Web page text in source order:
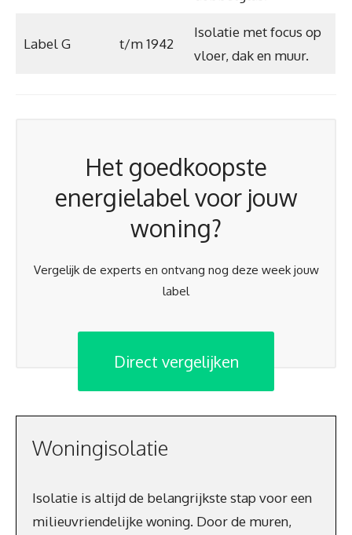
Label G t/m 1942
Isolatie met focus op
vloer, dak en muur.
Het goedkoopste
energielabel voor jouw
woning?
Vergelijk de experts en ontvang nog deze week jouw
label
Direct vergelijken
Woningisolatie
Isolatie is altijd de belangrijkste stap voor een
milieuvriendelijke woning. Door de muren,